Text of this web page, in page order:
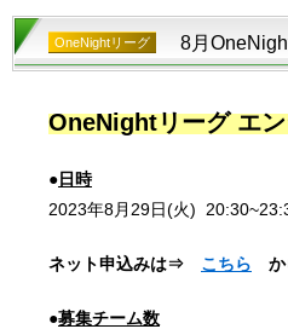
OneNightリーグ 8月
OneNightリーグ エ
●日時
2023年8月29日(火)
ネット申込みは⇒ こちら か
●募集チーム数